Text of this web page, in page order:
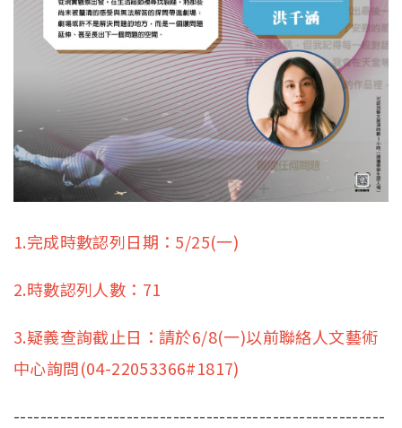
1.完成時數認列日期：5/25(一)
2.時數認列人數：71
3.疑義查詢截止日：請於6/8(一)以前聯絡人文藝術
中心詢問(04-22053366#1817)
--------------------------------------------------------